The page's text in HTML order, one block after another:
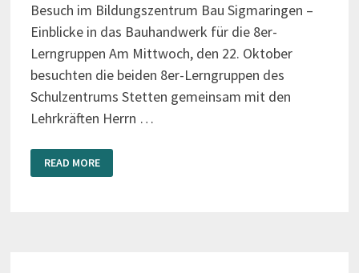
Besuch im Bildungszentrum Bau Sigmaringen –
Einblicke in das Bauhandwerk für die 8er-
Lerngruppen Am Mittwoch, den 22. Oktober
besuchten die beiden 8er-Lerngruppen des
Schulzentrums Stetten gemeinsam mit den
Lehrkräften Herrn …
TAG
IM
READ MORE